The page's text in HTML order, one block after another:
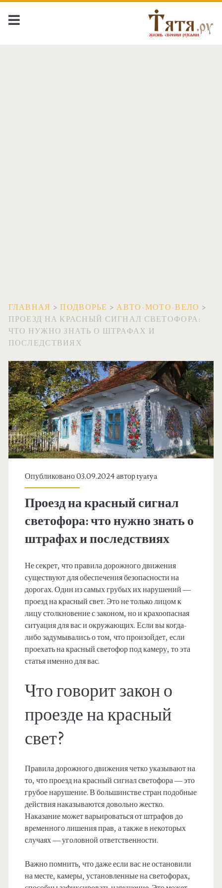
ГЛАВНАЯ >ПОДВОРЬЕ >АВТО-МОТО-ВЕЛО >
ПРОЕЗД НА КРАСНЫЙ СИГНАЛ СВЕТОФОРА:
ЧТО НУЖНО ЗНАТЬ О ШТРАФАХ И
ПОСЛЕДСТВИЯХ
Опубликовано 03.09.2024 авторtyatya
Проезд на красный сигнал
светофора: что нужно знать о
штрафах и последствиях
Не секрет, что правила дорожного движения
существуют для обеспечения безопасности на
дорогах. Один из самых грубых их нарушений —
проезд на красный свет. Это не только лицом к
лицу столкновение с законом, но и крахоопасная
ситуация для вас и окружающих. Если вы когда-
либо задумывались о том, что произойдет, если
проехать на красный светофор под камеру, то эта
статья именно для вас.
Что говорит закон о
проезде на красный
свет?
Правила дорожного движения четко указывают на
то, что проезд на красный сигнал светофора — это
грубое нарушение. В большинстве стран подобные
действия наказываются довольно жестко.
Наказание может варьироваться от штрафов до
временного лишения прав, а также в некоторых
случаях — уголовной ответственности.
Важно помнить, что даже если вас не остановили
на месте, камеры, установленные на светофорах,